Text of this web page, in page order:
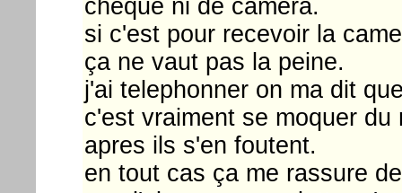
cheque ni de camera.
si c'est pour recevoir la
ça ne vaut pas la peine.
j'ai telephonner on ma dit
c'est vraiment se moquer
apres ils s'en foutent.
en tout cas ça me rassure